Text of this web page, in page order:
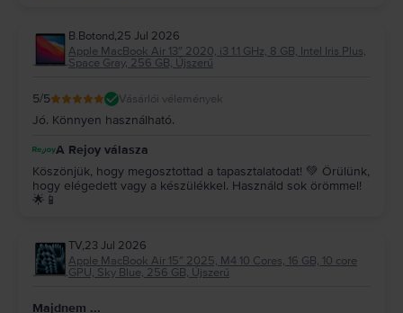
B.Botond,25 Jul 2026
Apple MacBook Air 13″ 2020, i3 1.1 GHz, 8 GB, Intel Iris Plus,
Space Gray, 256 GB, Újszerű
5/5 Vásárlói vélemények
Jó. Könnyen használható.
A Rejoy válasza
Köszönjük, hogy megosztottad a tapasztalatodat! 💚 Örülünk,
hogy elégedett vagy a készülékkel. Használd sok örömmel!
🌟📱
TV,23 Jul 2026
Apple MacBook Air 15″ 2025, M4 10 Cores, 16 GB, 10 core
GPU, Sky Blue, 256 GB, Újszerű
Majdnem ...